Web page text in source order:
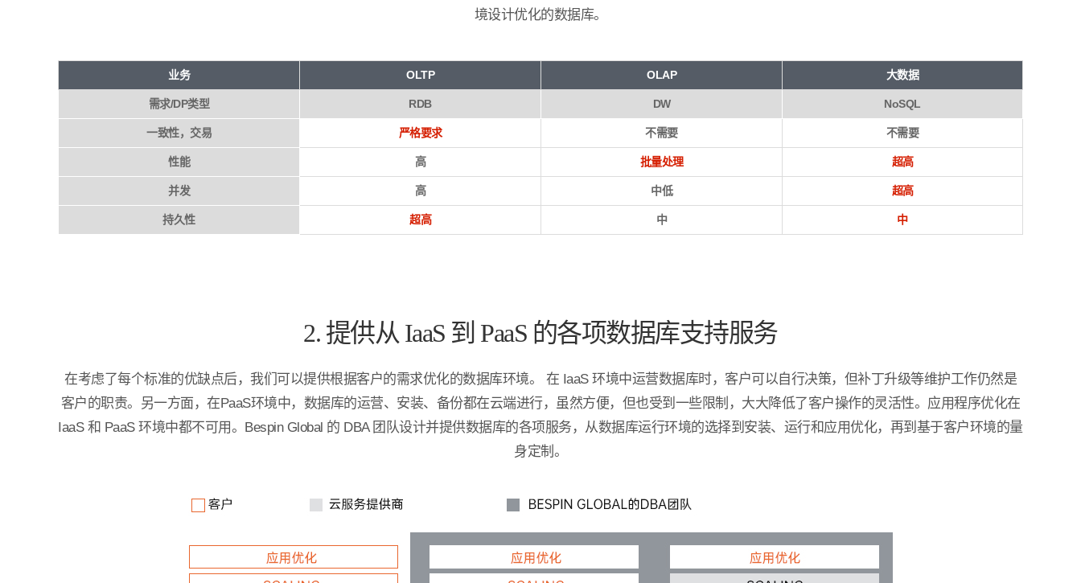
境设计优化的数据库。
业务 OLTP OLAP 大数据
需求/DP类型 RDB DW NoSQL
一致性，交易 严格要求 不需要 不需要
性能 高 批量处理 超高
并发 高 中低 超高
持久性 超高 中 中
2. 提供从 IaaS 到 PaaS 的各项数据库支持服务
在考虑了每个标准的优缺点后，我们可以提供根据客户的需求优化的数据库环境。 在 IaaS 环境中运营数据库时，客户可以自行决策，但补丁升级等维护工作仍然是
客户的职责。另一方面，在PaaS环境中，数据库的运营、安装、备份都在云端进行，虽然方便，但也受到一些限制，大大降低了客户操作的灵活性。应用程序优化在
IaaS 和 PaaS 环境中都不可用。Bespin Global 的 DBA 团队设计并提供数据库的各项服务，从数据库运行环境的选择到安装、运行和应用优化，再到基于客户环境的量
身定制。